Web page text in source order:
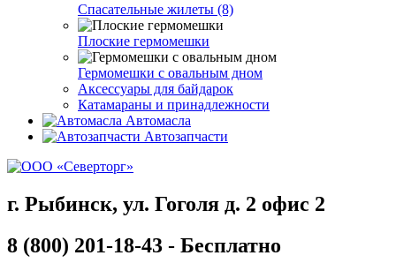
Спасательные жилеты (8)
Плоские гермомешки
Гермомешки с овальным дном
Аксессуары для байдарок
Катамараны и принадлежности
Автомасла
Автозапчасти
г. Рыбинск, ул. Гоголя д. 2 офис 2
8 (800) 201-18-43 - Бесплатно